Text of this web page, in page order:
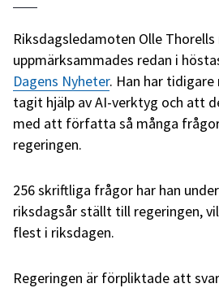
Riksdagsledamoten Olle
uppmärksammades redan i
Dagens Nyheter. Han har
tagit hjälp av AI-verktyg och att
med att författa så många
regeringen.
256 skriftliga frågor har han
riksdagsår ställt till regeringen,
flest i riksdagen.
Regeringen är förpliktade att